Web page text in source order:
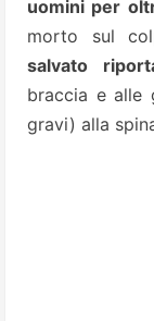
uomini per
morto sul
salvato
braccia e alle
gravi) alla